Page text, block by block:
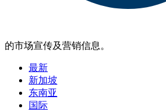
的市场宣传及营销信息。
最新
新加坡
东南亚
国际